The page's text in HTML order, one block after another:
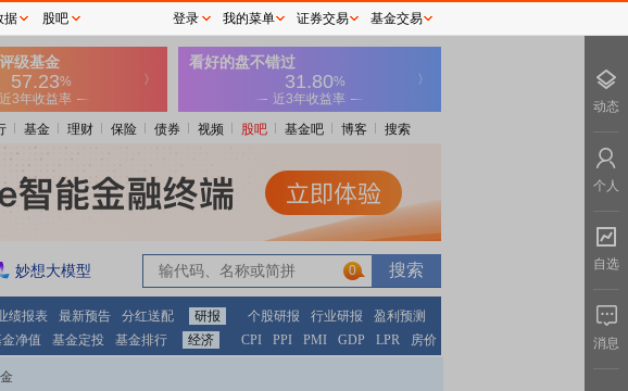
基金 理财 保险 债券 视频 股吧 基金吧 博客 搜索
妙想大模型 0
绩报表 最新预告 分红送配 研报 个股研报 行业研报
盈利预测
净值 基金定投 基金排行 经济 CPI PPI PMI GDP LPR 房价
据 股吧 登录 我的菜单 证券交易 基金交易
动态
个人
自选
消息